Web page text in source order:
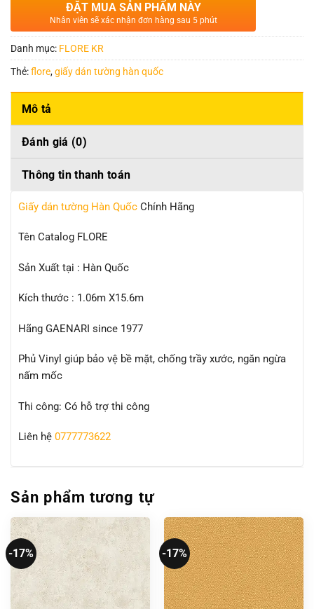
ĐẶT MUA SẢN PHẨM NÀY
Nhân viên sẽ xác nhận đơn hàng sau 5 phút
Danh mục: FLORE KR
Thẻ:flore,giấy dán tường hàn quốc
Mô tả
Đánh giá (0)
Thông tin thanh toán
Giấy dán tường Hàn Quốc Chính Hãng
Tên Catalog FLORE
Sản Xuất tại : Hàn Quốc
Kích thước : 1.06m X15.6m
Hãng GAENARI since 1977
Phủ Vinyl giúp bảo vệ bề mặt, chống trầy xước, ngăn ngừa
nấm mốc
Thi công: Có hỗ trợ thi công
Liên hệ 0777773622
Sản phẩm tương tự
-17% -17%